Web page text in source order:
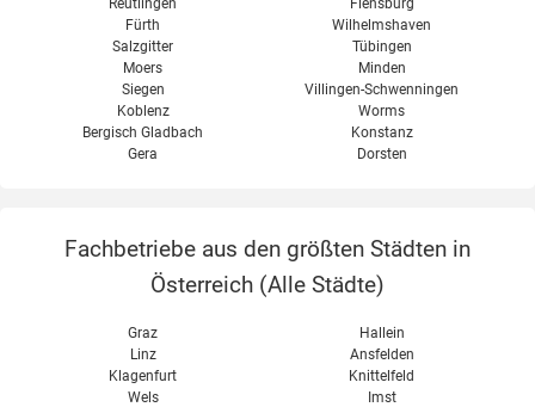
Fürth
Salzgitter
Moers
Siegen
Koblenz
Bergisch Gladbach
Gera
Wilhelmshaven
Tübingen
Minden
Villingen-Schwenningen
Worms
Konstanz
Dorsten
Fachbetriebe aus den größten Städten in
Österreich (Alle Städte)
Graz
Linz
Klagenfurt
Wels
Hallein
Ansfelden
Knittelfeld
Imst